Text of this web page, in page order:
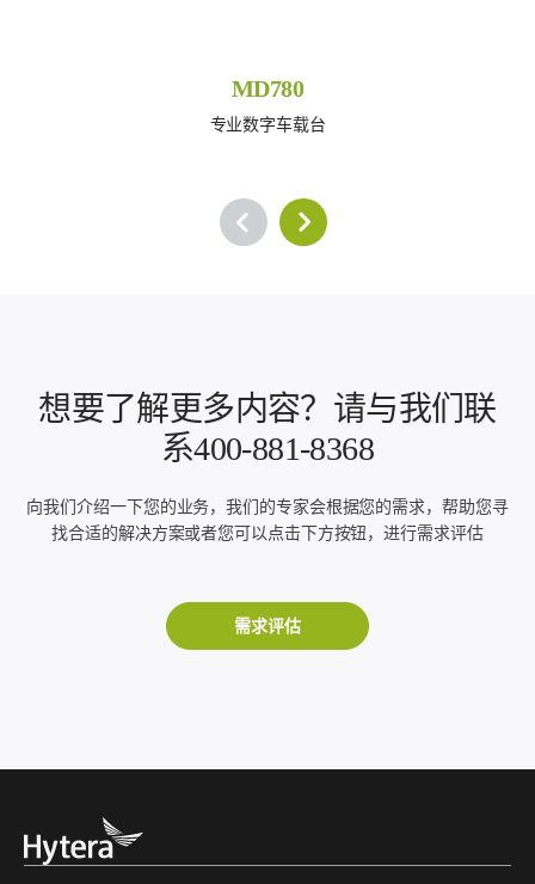
MD780
专业数字车载台
想要了解更多内容？请与我们联
系400-881-8368
向我们介绍一下您的业务，我们的专家会根据您的需求，帮助您寻
找合适的解决方案或者您可以点击下方按钮，进行需求评估
需求评估